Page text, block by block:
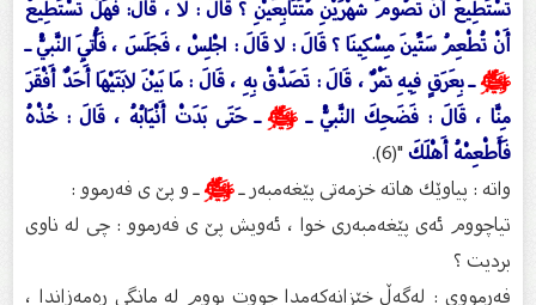
تَسْتَطِيعُ أَنْ تَصُومَ شَهْرَيْنِ مُتَتَابِعَيْنِ ؟ قَالَ : لا ، قَالَ: فَهَلْ تَسْتَطِيعُ
أَنْ تُطْعِمُ سَتِّينَ مِسْكِينَا ؟ قَالَ : لا قَالَ : اجْلِسْ ، فَجَلَسَ ، فَأُتِيَ النَّبيُّ ـ
ﷺـ بِعَرَقٍ فِيهِ تَمْرٌ ، قَالَ : تَصَدَّقْ بِهِ ، قَالَ : مَا بَيْنَ لابَتَيْهَا أَحَدٌ أَفْقَرَ
مِنَّا ، قَالَ : فَضَحِكَ النَّبيُّ ـﷺـ حَتَى بَدَتْ أَنْيَابُهُ ، قَالَ : خُذْهُ
فَأَطْعِمْهُ أَهْلَكَ"(6).
واته‌ : پیاوێك هاته‌ خزمه‌تى پێغه‌مبه‌ر ـﷺـ و پێ ی فه‌رموو :
تیاچووم ئه‌ى پێغه‌مبه‌رى خوا ، ئه‌ویش پێ ی فه‌رموو : چی له‌ ناوى
بردیت ؟
فه‌رمووى : له‌گه‌ڵ خێزانه‌كه‌مدا جووت بووم له‌ مانگى ڕه‌مه‌زاندا ،